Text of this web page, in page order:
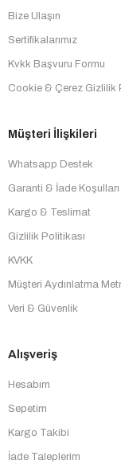
Bize Ulaşın
Sertifikalarımız
Kvkk Başvuru Formu
Cookie & Çerez Gizlilik
Müşteri İlişkileri
Whatsapp Destek
Garanti & İade Koşulları
Kargo & Teslimat
Gizlilik Politikası
KVKK
Müşteri Aydınlatma
Veri & Güvenlik
Alışveriş
Hesabım
Sepetim
Kargo Takibi
İade Taleplerim